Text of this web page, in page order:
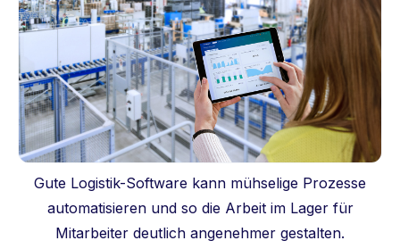
Gute Logistik-Software kann mühselige Prozesse
automatisieren und so die Arbeit im Lager für
Mitarbeiter deutlich angenehmer gestalten.